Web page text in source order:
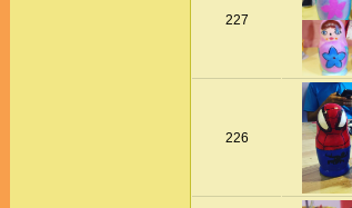
227
226